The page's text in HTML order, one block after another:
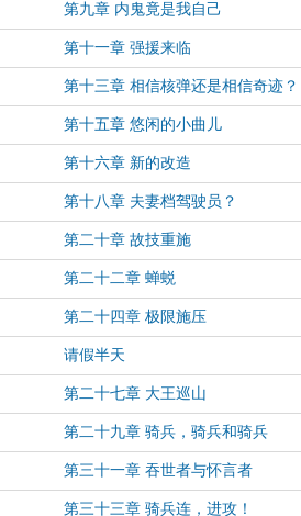
第九章 内鬼竟是我自己
第十一章 强援来临
第十三章 相信核弹还是相信奇迹？
第十五章 悠闲的小曲儿
第十六章 新的改造
第十八章 夫妻档驾驶员？
第二十章 故技重施
第二十二章 蝉蜕
第二十四章 极限施压
请假半天
第二十七章 大王巡山
第二十九章 骑兵，骑兵和骑兵
第三十一章 吞世者与怀言者
第三十三章 骑兵连，进攻！